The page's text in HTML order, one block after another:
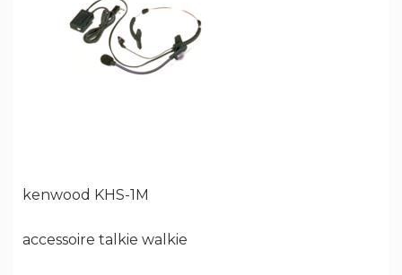
kenwood KHS-1M
accessoire talkie walkie